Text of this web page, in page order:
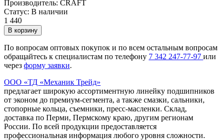
Производитель: CRAFT
Статус: В наличии
1 440
В корзину
По вопросам оптовых покупок и по всем остальным вопросам
обращайтесь к специалистам по телефону 7 342 247-77-97 или
через форму заявки.
ООО «ТД «Механик Трейд»
предлагает широкую ассортиментную линейку подшипников
от эконом до премиум-сегмента, а также смазки, сальники,
стопорные кольца, съемники, пресс-масленки. Склад,
доставка по Перми, Пермскому краю, другим регионам
России. По всей продукции предоставляется
профессиональная информация любого уровня сложности.